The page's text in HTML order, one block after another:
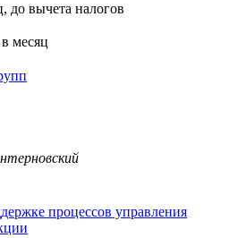
до вычета налогов
месяц
процессов управления